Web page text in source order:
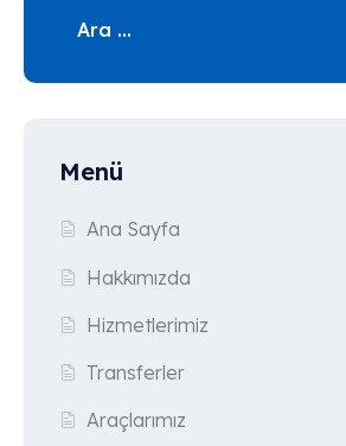
Menü
Ana Sayfa
Hakkımızda
Hizmetlerimiz
Transferler
Araçlarımız